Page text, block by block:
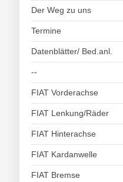
Der Weg zu uns
Termine
Datenblätter/ Bed.anl.
--
FIAT Vorderachse
FIAT Lenkung/Räder
FIAT Hinterachse
FIAT Kardanwelle
FIAT Bremse